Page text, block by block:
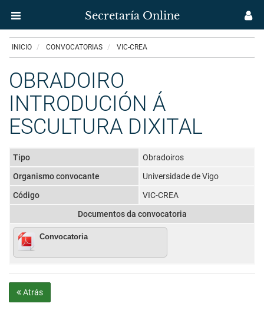
principal
Secretaría Online
Secretaría
Uvigo
INICIO CONVOCATORIAS VIC-CREA
OBRADOIRO
INTRODUCIÓN Á
ESCULTURA DIXITAL
Tipo
Obradoiros
Organismo convocante
Universidade de Vigo
Código
VIC-CREA
Documentos da convocatoria
Convocatoria
Atrás